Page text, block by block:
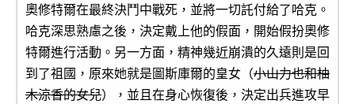
奧修特爾在最終決鬥中戰死，並將一切託付給了哈克。
哈克深思熟慮之後，決定戴上他的假面，開始假扮奧修
特爾進行活動。另一方面，精神幾近崩潰的久遠則是回
到了祖國，原來她就是圖斯庫爾的皇女（小山力也和柚
木涼香的女兒），並且在身心恢復後，決定出兵進攻早